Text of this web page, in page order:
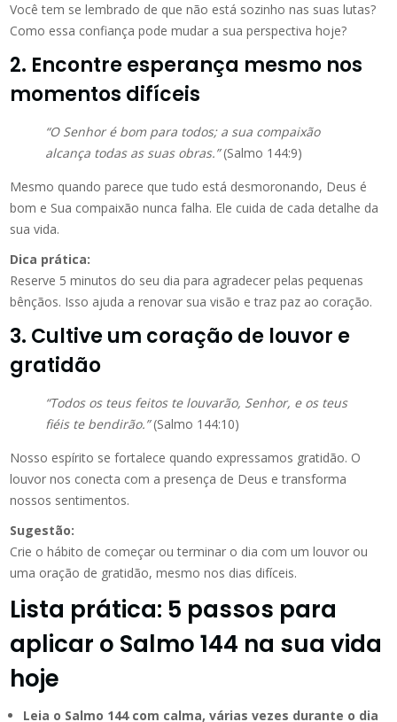
Você tem se lembrado de que não está sozinho nas suas lutas?
Como essa confiança pode mudar a sua perspectiva hoje?
2. Encontre esperança mesmo nos
momentos difíceis
“O Senhor é bom para todos; a sua compaixão
alcança todas as suas obras.”(Salmo 144:9)
Mesmo quando parece que tudo está desmoronando, Deus é
bom e Sua compaixão nunca falha. Ele cuida de cada detalhe da
sua vida.
Dica prática:
Reserve 5 minutos do seu dia para agradecer pelas pequenas
bênçãos. Isso ajuda a renovar sua visão e traz paz ao coração.
3. Cultive um coração de louvor e
gratidão
“Todos os teus feitos te louvarão, Senhor, e os teus
fiéis te bendirão.”(Salmo 144:10)
Nosso espírito se fortalece quando expressamos gratidão. O
louvor nos conecta com a presença de Deus e transforma
nossos sentimentos.
Sugestão:
Crie o hábito de começar ou terminar o dia com um louvor ou
uma oração de gratidão, mesmo nos dias difíceis.
Lista prática: 5 passos para
aplicar o Salmo 144 na sua vida
hoje
Leia o Salmo 144 com calma, várias vezes durante o dia